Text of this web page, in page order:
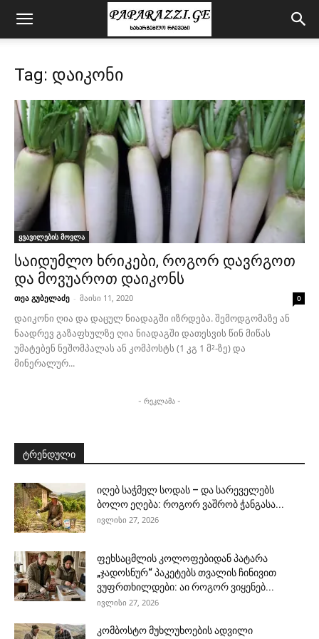
Tag: დაიკონი
ყვავილების მოვლა
საიდუმლო ხრიკები, როგორ დავრგოთ
და მოვუაროთ დაიკონს
თეა გუბელაძე - მაისი 11, 2020 0
დაიკონი ღია და დაცულ ნიადაგში იზრდება. შემოდგომაზე ან
ნაადრევ გაზაფხულზე ღია ნიადაგში დათესვის წინ მიწას
უმატებენ ნეშომპალას ან კომპოსტს (1 კგ 1 მ²-ზე) და
მინერალურ...
- რეკლამა -
ტრენდული
იღებ საჭმელ სოდას – და სარეველებს
ბოლო ეღება: როგორ ვაშრობ ჭანგასა...
ივლისი 27, 2026
ფეხსაცმლის კოლოფებიდან პატარა
„ჯადოსნურ“ პაკეტებს თვალის ჩინივით
ვუფრთხილდები: აი როგორ ვიყენებ...
ივლისი 27, 2026
კომბოსტო მუხლუხოების ადვილი